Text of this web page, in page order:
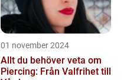
01 november 2024
Allt du behöver veta om
Piercing: Från Valfrihet till